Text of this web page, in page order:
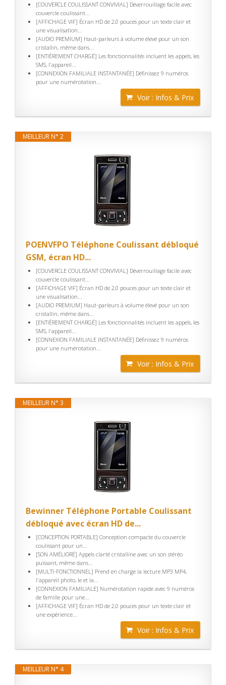
[COUVERCLE COULISSANT CONVIVIAL] Déverrouillage facile avec
couvercle coulissant...
[AFFICHAGE VIF] Écran HD de 2,0 pouces pour un texte clair et
une visualisation...
[AUDIO PREMIUM] Haut-parleurs à volume élevé pour un son
cristallin, même dans...
[ENTIÈREMENT CHARGÉ] Les fonctionnalités incluent les appels, les
SMS, l'appareil...
[CONNEXION FAMILIALE INSTANTANÉE] Définissez 9 numéros
pour une numérotation...
Voir : Infos & Prix
MEILLEUR N° 2
POENVFPO Téléphone Coulissant débloqué
GSM, écran HD...
[COUVERCLE COULISSANT CONVIVIAL] Déverrouillage facile avec
couvercle coulissant...
[AFFICHAGE VIF] Écran HD de 2,0 pouces pour un texte clair et
une visualisation...
[AUDIO PREMIUM] Haut-parleurs à volume élevé pour un son
cristallin, même dans...
[ENTIÈREMENT CHARGÉ] Les fonctionnalités incluent les appels, les
SMS, l'appareil...
[CONNEXION FAMILIALE INSTANTANÉE] Définissez 9 numéros
pour une numérotation...
Voir : Infos & Prix
MEILLEUR N° 3
Bewinner Téléphone Portable Coulissant
débloqué avec écran HD de...
[CONCEPTION PORTABLE] Conception compacte du couvercle
coulissant pour un...
[SON AMÉLIORÉ] Appels clarté cristalline avec un son stéréo
puissant, même dans...
[MULTI-FONCTIONNEL] Prend en charge la lecture MP3 MP4,
l'appareil photo, le et la...
[CONNEXION FAMILIALE] Numérotation rapide avec 9 numéros
de famille pour une...
[AFFICHAGE VIF] Écran HD de 2,0 pouces pour un texte clair et
une expérience...
Voir : Infos & Prix
MEILLEUR N° 4